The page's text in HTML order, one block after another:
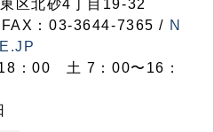
区北砂4丁目19-32
：03-3644-7365 / N
：00 土 7：00〜16：